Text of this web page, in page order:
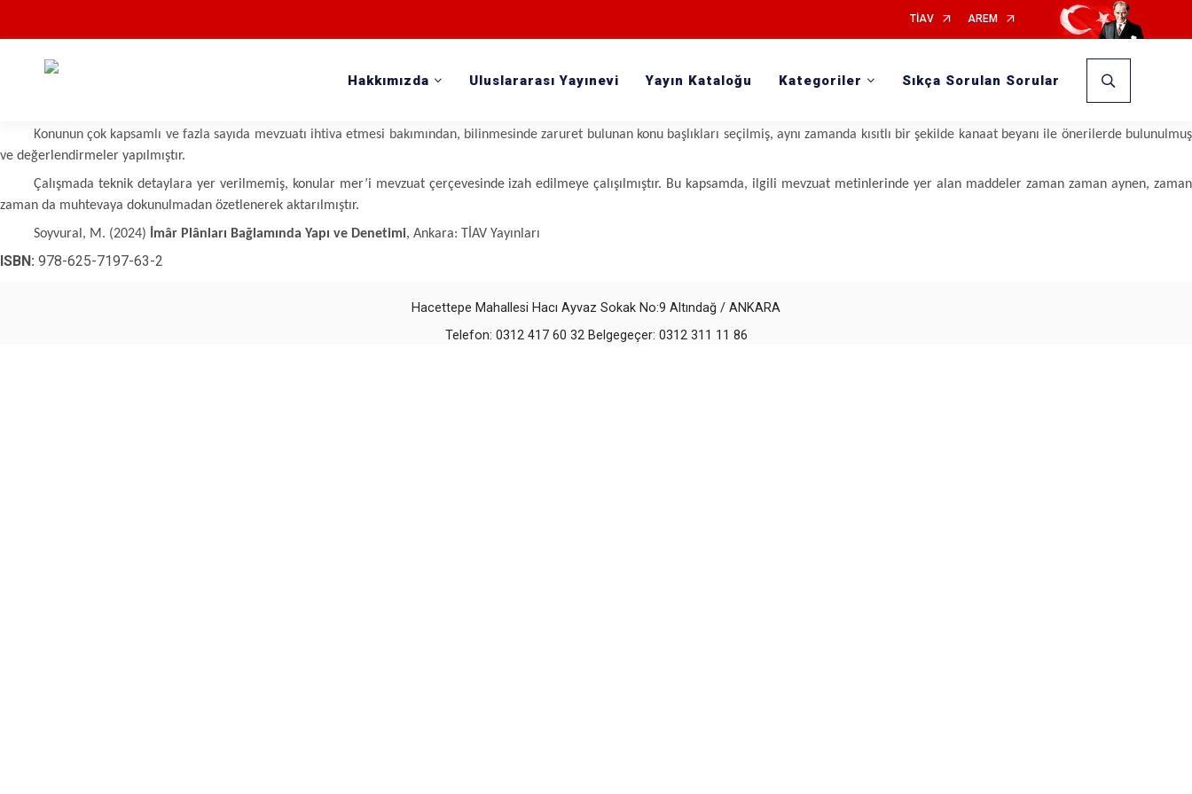
TİAV AREM
Hakkımızda Uluslararası Yayınevi Yayın Kataloğu Kategoriler Sıkça Sorulan Sorular
Bu kitapta, bir arazinin plânlanmasından yapının inşaasına uygun bir parsele dönüşmesine kadar olan sürec, parsel üzerinde inşaa edilmesi düşünülen yapıya ilişkin projelendirme ve yapı ruhsatının
Konunun çok kapsamlı ve fazla sayıda mevzuatı ihtiva etmesi bakımından, bilinmesinde zaruret bulunan konu başlıkları seçilmiş, aynı zamanda kısıtlı bir şekilde kanaat beyanı ile önerilerde bulunulmuş
ve değerlendirmeler yapılmıştır.
Çalışmada teknik detaylara yer verilmemiş, konular mer’i mevzuat çerçevesinde izah edilmeye çalışılmıştır. Bu kapsamda, ilgili mevzuat metinlerinde yer alan maddeler zaman zaman aynen, zaman
zaman da muhtevaya dokunulmadan özetlenerek aktarılmıştır.
Soyvural, M. (2024)
İmâr Plânları Bağlamında Yapı ve Denetimi, Ankara: TİAV Yayınları
ISBN: 978-625-7197-63-2
Hacettepe Mahallesi Hacı Ayvaz Sokak No:9 Altındağ / ANKARA
Telefon: 0312 417 60 32 Belgegeçer: 0312 311 11 86